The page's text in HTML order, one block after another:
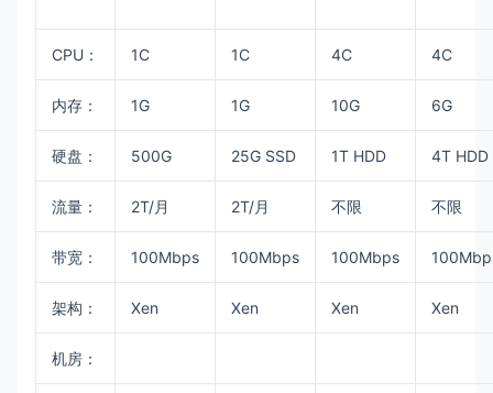
CPU： 1C 1C 4C 4C
内存： 1G 1G 10G 6G
硬盘： 500G 25G SSD 1T HDD 4T HDD
流量： 2T/月 2T/月 不限 不限
带宽： 100Mbps 100Mbps 100Mbps
架构： Xen Xen Xen Xen
机房：